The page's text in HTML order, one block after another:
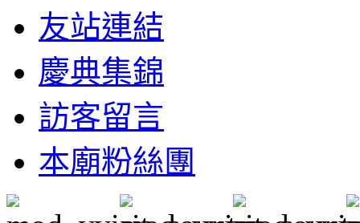
友站連結
慶典集錦
訪客留言
本廟粉絲團